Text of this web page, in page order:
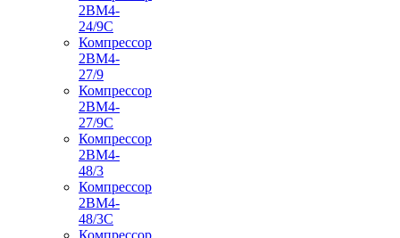
2ВМ4-
24/9С
Компрессор
2ВМ4-
27/9
Компрессор
2ВМ4-
27/9С
Компрессор
2ВМ4-
48/3
Компрессор
2ВМ4-
48/3С